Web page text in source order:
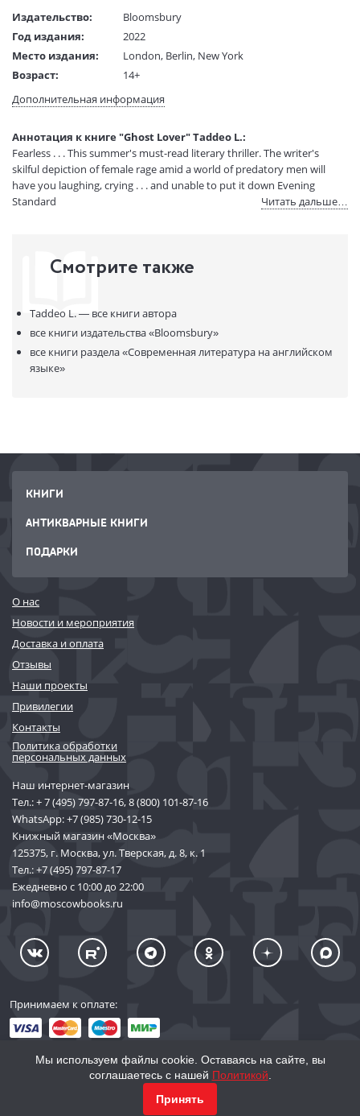
Издательство:
Bloomsbury
Год издания:
2022
Место издания:
London, Berlin, New York
Возраст:
14+
Язык текста:
английский
Размеры в мм
(ДхШхВ):
233x153x18
Вес:
375 гр.
Страниц:
224
Код товара:
В продаже с:
23.03.2023
Дополнительная информация
Аннотация к книге "Ghost Lover" Taddeo L.:
Fearless . . . This summer's must-read literary thriller. The writer's
skilful depiction of female rage amid a world of predatory men will
have you laughing, crying . . . and unable to put it down Evening
Standard
Читать дальше…
Смотрите также
Taddeo L. — все книги автора
все книги издательства«Bloomsbury»
все книги раздела«Современная литература на английском
языке»
КНИГИ
АНТИКВАРНЫЕ КНИГИ
ПОДАРКИ
О нас
Новости и мероприятия
Доставка и оплата
Отзывы
Наши проекты
Привилегии
Контакты
Политика обработки
персональных данных
Наш интернет-магазин
Тел.:+ 7 (495) 797-87-16,8 (800) 101-87-16
WhatsApp:+7 (985) 730-12-15
Книжный магазин «Москва»
125375, г. Москва, ул. Тверская, д. 8, к. 1
Тел.:+7 (495) 797-87-17
Ежедневно с 10:00 до 22:00
info@moscowbooks.ru
Принимаем к оплате:
© 2002–2026 «Торговый Дом Книги «МОСКВА»
Мы используем файлы cookie. Оставаясь на сайте, вы
соглашаетесь с нашей Политикой
Принять